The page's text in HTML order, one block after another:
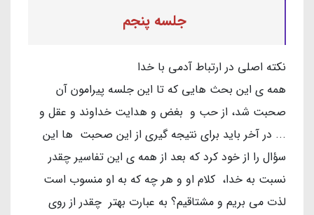
جلسه پنجم
نکته اصلی در ارتباط آدمی با خدا
همه ی این بحث هایی که تا این جلسه پیرامون آن
صحبت شد، از حب و بغض و هدایت خداوند و عقل و
... در آخر باید برای نتیجه گیری از این صحبت ها این
سؤال را از خود کرد که بعد از همه ی این تفاسیر چقدر
نسبت به خدا، کلام او و هر چه که به او منسوب است
لذت می بریم و مشتاقیم؟ به عبارت بهتر چقدر از روی